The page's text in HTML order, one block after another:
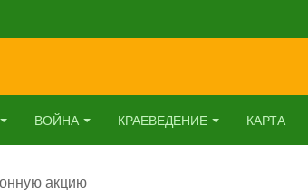
ВОЙНА КРАЕВЕДЕНИЕ КАРТА
акцию